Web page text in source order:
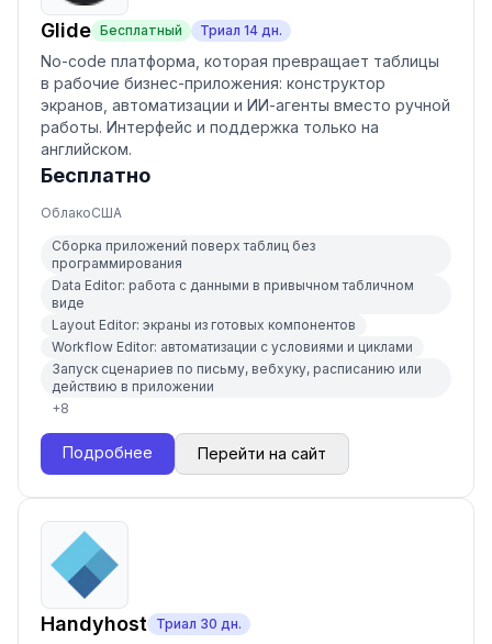
Glide Бесплатный Триал 14 дн.
No-code платформа, которая превращает таблицы
в рабочие бизнес-приложения: конструктор
экранов, автоматизации и ИИ-агенты вместо ручной
работы. Интерфейс и поддержка только на
английском.
Бесплатно
ОблакоСША
Сборка приложений поверх таблиц без
программирования
Data Editor: работа с данными в привычном табличном
виде
Layout Editor: экраны из готовых компонентов
Workflow Editor: автоматизации с условиями и циклами
Запуск сценариев по письму, вебхуку, расписанию или
действию в приложении
+8
Подробнее Перейти на сайт
Handyhost Триал 30 дн.